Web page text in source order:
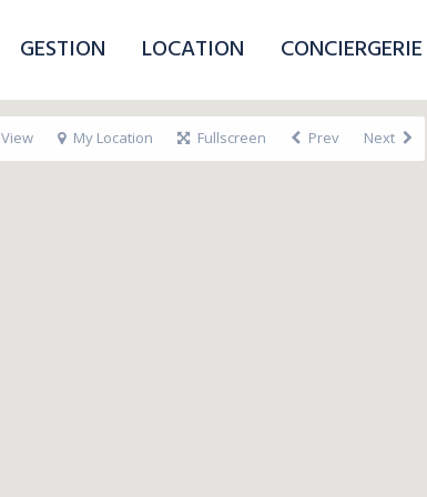
GESTION LOCATION CONCIERGERIE
View My Location Fullscreen Prev Next